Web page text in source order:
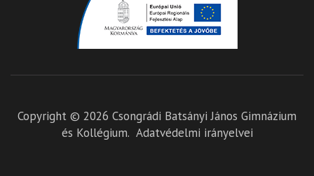
Copyright © 2026 Csongrádi Batsányi János Gimnázium
és Kollégium. Adatvédelmi irányelvei